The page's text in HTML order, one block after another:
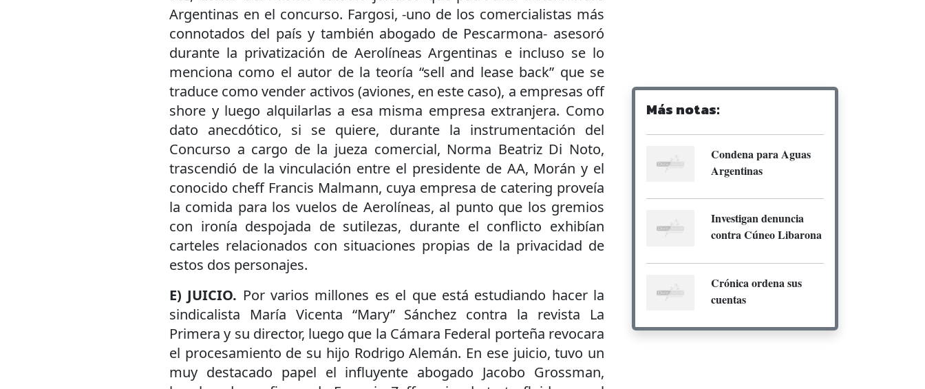
Argentinas en el concurso. Fargosi, -uno de los comercialistas más
connotados del país y también abogado de Pescarmona- asesoró
durante la privatización de Aerolíneas Argentinas e incluso se lo
menciona como el autor de la teoría “sell and lease back” que se
traduce como vender activos (aviones, en este caso), a empresas off
shore y luego alquilarlas a esa misma empresa extranjera. Como
dato anecdótico, si se quiere, durante la instrumentación del
Concurso a cargo de la jueza comercial, Norma Beatriz Di Noto,
trascendió de la vinculación entre el presidente de AA, Morán y el
conocido cheff Francis Malmann, cuya empresa de catering proveía
la comida para los vuelos de Aerolíneas, al punto que los gremios
con ironía despojada de sutilezas, durante el conflicto exhibían
carteles relacionados con situaciones propias de la privacidad de
estos dos personajes.
E) JUICIO. Por varios millones es el que está estudiando hacer la
sindicalista María Vicenta “Mary” Sánchez contra la revista La
Primera y su director, luego que la Cámara Federal porteña revocara
el procesamiento de su hijo Rodrigo Alemán. En ese juicio, tuvo un
muy destacado papel el influyente abogado Jacobo Grossman,
Más notas:
Condena para Aguas
Argentinas
Investigan denuncia
contra Cúneo Libarona
Crónica ordena sus
cuentas